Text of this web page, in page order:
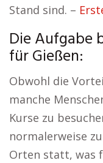
Stand sind. –
Die Aufgabe
für Gießen:
Obwohl die
manche
Kurse zu
normalerweise
Orten statt, was